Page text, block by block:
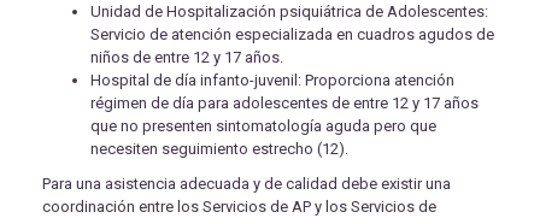
Unidad de Hospitalización psiquiátrica de Adolescentes:
Servicio de atención especializada en cuadros agudos de
niños de entre 12 y 17 años.
Hospital de día infanto-juvenil: Proporciona atención
régimen de día para adolescentes de entre 12 y 17 años
que no presenten sintomatología aguda pero que
necesiten seguimiento estrecho (12).
Para una asistencia adecuada y de calidad debe existir una
coordinación entre los Servicios de AP y los Servicios de